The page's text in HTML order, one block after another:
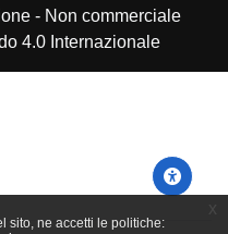
sito, ne accetti le politiche:
- Non commerciale
4.0 Internazionale